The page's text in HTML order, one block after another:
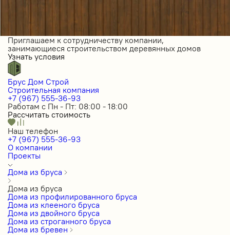
Приглашаем к сотрудничеству компании,
занимающиеся строительством деревянных домов
Узнать условия
Брус Дом Строй
Строительная компания
+7 (967) 555-36-93
Работам с Пн - Пт: 08:00 - 18:00
Рассчитать стоимость
Наш телефон
+7 (967) 555-36-93
О компании
Проекты
Дома из бруса
Дома из бруса
Дома из профилированного бруса
Дома из клееного бруса
Дома из двойного бруса
Дома из строганного бруса
Дома из бревен